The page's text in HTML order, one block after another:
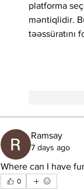
platforma
məntiqlidir.
təəssüratını
Ramsay
7 days ago
Where can I have
0